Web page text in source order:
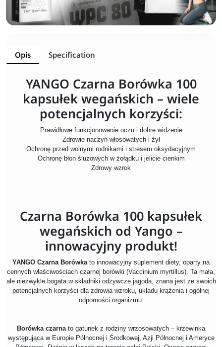
Opis Specification
YANGO Czarna Borówka 100
kapsułek wegańskich – wiele
potencjalnych korzyści:
Prawidłowe funkcjonowanie oczu i dobre widzenie
Zdrowie naczyń włosowatych i żył
Ochronę przed wolnymi rodnikami i stresem oksydacyjnym
Ochronę błon śluzowych w żołądku i jelicie cienkim
Zdrowy wzrok
Czarna Borówka 100 kapsułek
wegańskich od Yango –
innowacyjny produkt!
YANGO Czarna Borówkato innowacyjny suplement diety, oparty na
cennych właściwościach czarnej borówki (Vaccinium myrtillus). Ta mała,
ale niezwykle bogata w składniki odżywcze jagoda, znana jest ze swoich
potencjalnych korzyści dla zdrowia wzroku, układu krążenia i ogólnej
odporności organizmu.
Borówka czarnato gatunek z rodziny wrzosowatych – krzewinka
występująca w Europie Północnej i Środkowej, Azji Północnej i Ameryce